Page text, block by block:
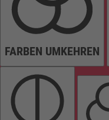
FARBEN UMKEHREN